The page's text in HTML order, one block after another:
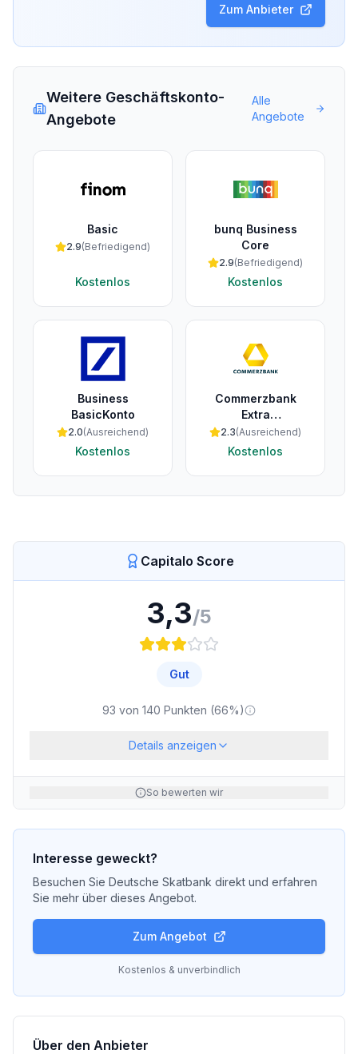
Zum Anbieter
Weitere Geschäftskonto-
Angebote
Alle
Angebote
Basic
2.9(Befriedigend)
Kostenlos
bunq Business
Core
2.9(Befriedigend)
Kostenlos
Business
BasicKonto
2.0(Ausreichend)
Kostenlos
Commerzbank
Extra
Geschäftskonto
2.3(Ausreichend)
Kostenlos
Capitalo Score
3,3/5
Gut
93 von 140 Punkten (66%)
Details anzeigen
So bewerten wir
Interesse geweckt?
Besuchen Sie Deutsche Skatbank direkt und erfahren
Sie mehr über dieses Angebot.
Zum Angebot
Kostenlos & unverbindlich
Über den Anbieter